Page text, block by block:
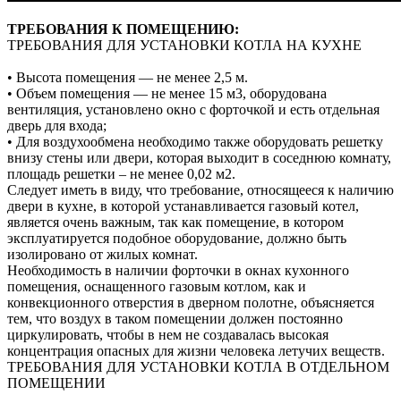
ТРЕБОВАНИЯ К ПОМЕЩЕНИЮ:
ТРЕБОВАНИЯ ДЛЯ УСТАНОВКИ КОТЛА НА КУХНЕ
• Высота помещения — не менее 2,5 м.
• Объем помещения — не менее 15 м3, оборудована
вентиляция, установлено окно с форточкой и есть отдельная
дверь для входа;
• Для воздухообмена необходимо также оборудовать решетку
внизу стены или двери, которая выходит в соседнюю комнату,
площадь решетки – не менее 0,02 м2.
Следует иметь в виду, что требование, относящееся к наличию
двери в кухне, в которой устанавливается газовый котел,
является очень важным, так как помещение, в котором
эксплуатируется подобное оборудование, должно быть
изолировано от жилых комнат.
Необходимость в наличии форточки в окнах кухонного
помещения, оснащенного газовым котлом, как и
конвекционного отверстия в дверном полотне, объясняется
тем, что воздух в таком помещении должен постоянно
циркулировать, чтобы в нем не создавалась высокая
концентрация опасных для жизни человека летучих веществ.
ТРЕБОВАНИЯ ДЛЯ УСТАНОВКИ КОТЛА В ОТДЕЛЬНОМ
ПОМЕЩЕНИИ